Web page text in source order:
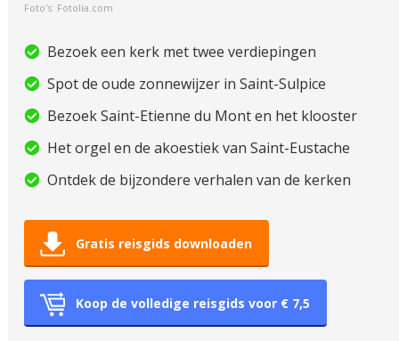
Foto's: Fotolia.com
Bezoek een kerk met twee verdiepingen
Spot de oude zonnewijzer in Saint-Sulpice
Bezoek Saint-Etienne du Mont en het klooster
Het orgel en de akoestiek van Saint-Eustache
Ontdek de bijzondere verhalen van de kerken
Gratis reisgids downloaden
Koop de volledige reisgids voor € 7,5